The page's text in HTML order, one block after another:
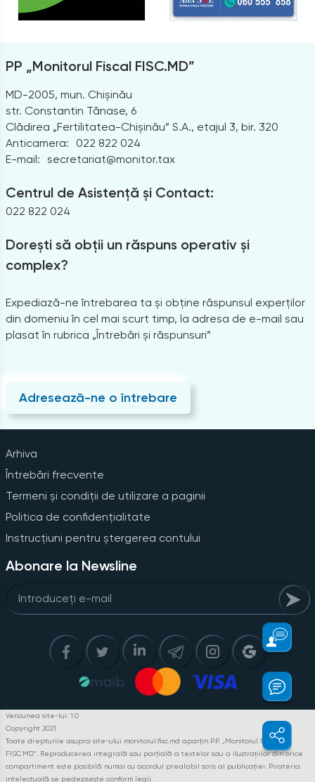
PP „Monitorul Fiscal FISC.MD”
MD-2005, mun. Chișinău
str. Constantin Tănase, 6
Clădirea „Fertilitatea-Chișinău” S.A., etajul 3, bir. 320
Anticamera:
022 822 024
E-mail: secretariat@monitor.tax
Centrul de Asistență și Contact:
022 822 024
Dorești să obții un răspuns operativ și
complex?
Expediază-ne întrebarea ta și obține răspunsul experților
din domeniu în cel mai scurt timp, la adresa de e-mail sau
plasat în rubrica „Întrebări și răspunsuri”
Adresează-ne o întrebare
Arhiva
Întrebări frecvente
Termeni și condiții de utilizare a paginii
Politica de confidențialitate
Instrucțiuni pentru ștergerea contului
Abonare la Newsline
Versiunea site-lui: 1.0
Copyright 2021
Toate drepturile asupra site-ului monitorul.fisc.md aparțin P.P. „Monitorul Fiscal
FISC.MD”. Reproducerea integrală sau parțială a textelor sau a ilustrațiilor din orice
compartiment este posibilă numai cu acordul prealabil scris al publicației. Pirateria
intelectuală se pedepsește conform legii.